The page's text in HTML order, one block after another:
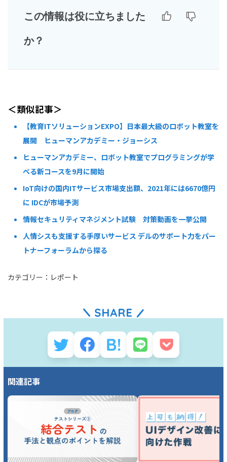
この情報は役に立ちました
か？
＜類似記事＞
【教育ITソリューションEXPO】日本最大級のロボット教室を
展開 ヒューマンアカデミー・ジョーシス
ヒューマンアカデミー、ロボット教室でプログラミングが学
べる新コースを9月に開始
IoT向けの国内ITサービス市場支出額、2021年には6670億円
に IDCが市場予測
情報セキュリティマネジメント試験 対策動画を一挙公開
人情シスも支援する手厚いサービス デルのサポート力をパー
トナーフォーラムから探る
カテゴリー： レポート
関連記事